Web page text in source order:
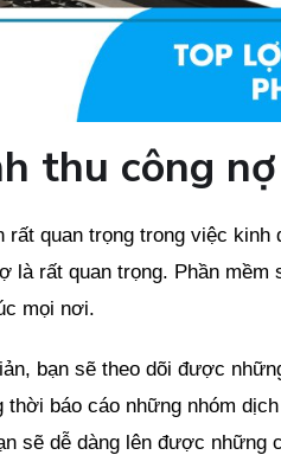
thu công nợ
rất quan trọng trong việc
là rất quan trọng. Phần
mọi nơi.
bạn sẽ theo dõi được
báo cáo những nhóm
sẽ dễ dàng lên được những